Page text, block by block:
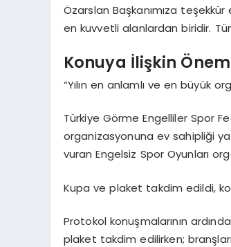
Özarslan Başkanımıza
en kuvvetli alanlardan biridir.
Konuya İlişkin
“Yılın en anlamlı ve en büyük
Türkiye Görme Engelliler Spor
organizasyonuna ev sahipliği
vuran Engelsiz Spor Oyunları
Kupa ve plaket takdim edildi,
Protokol konuşmalarının
plaket takdim edilirken;